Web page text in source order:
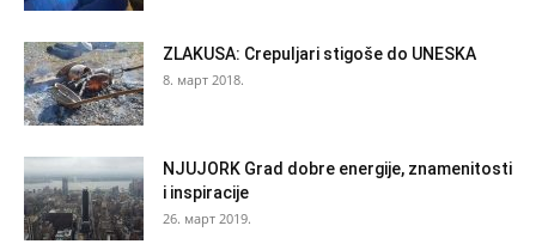
ZLAKUSA: Crepuljari stigoše do UNESKA
8. март 2018.
NJUJORK Grad dobre energije, znamenitosti
i inspiracije
26. март 2019.